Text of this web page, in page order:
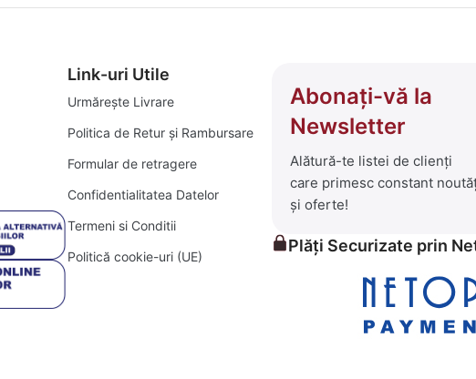
Link-uri Utile
Urmărește Livrare
Politica de Retur și Rambursare
Formular de retragere
Confidentialitatea Datelor
Termeni si Conditii
Politică cookie-uri (UE)
Abonați-vă la
Newsletter
Alătură-te listei de clienți
care primesc constant
și oferte!
Plăți Securizate prin